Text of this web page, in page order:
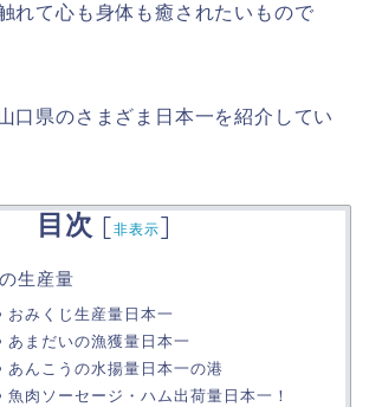
れて心も身体も癒されたいもので
口県のさまざま日本一を紹介してい
目次 [非表示]
生産量
おみくじ生産量日本一
あまだいの漁獲量日本一
あんこうの水揚量日本一の港
魚肉ソーセージ・ハム出荷量日本一！